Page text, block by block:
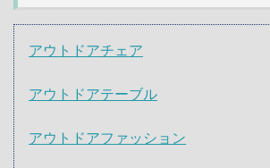
アウトドアチェア
アウトドアテーブル
アウトドアファッション